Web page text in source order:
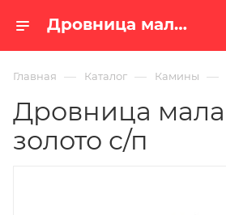
Дровница малая цвет золото с/п — купить в Екатеринбурге с доставкой по России
Главная — Каталог — Камины —
Дровница
золото с/п